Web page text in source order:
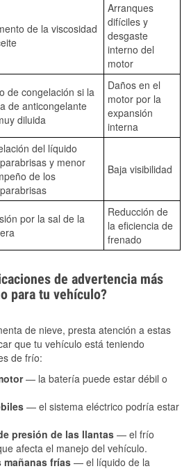
de la viscosidad
Arranques
difíciles y
desgaste
interno del
motor
de congelación si la
de anticongelante
diluida
Daños en el
motor por la
expansión
interna
del líquido
y menor
de los
Baja visibilidad
por la sal de la
Reducción de
la eficiencia de
frenado
de advertencia más
para tu vehículo?
de nieve, presta atención a estas
que tu vehículo está teniendo
de frío:
— la batería puede estar débil o
— el sistema eléctrico podría estar
presión de las llantas — el frío
afecta el manejo del vehículo.
mañanas frías — el líquido de la